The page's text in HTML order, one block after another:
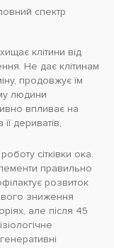
спектр
клітини від
Не дає клітинам
продовжує їм
людини
впливає на
дериватів,
сітківки ока.
правильно
розвиток
зниження
але після 45